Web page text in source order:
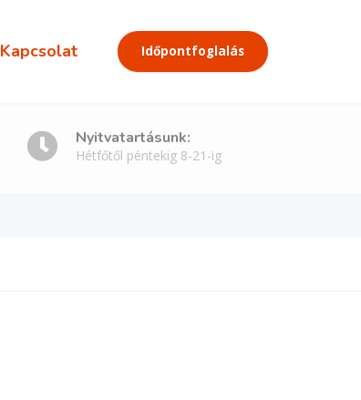
Kapcsolat Időpontfoglalás
Nyitvatartásunk:
Hétfőtől péntekig 8-21-ig